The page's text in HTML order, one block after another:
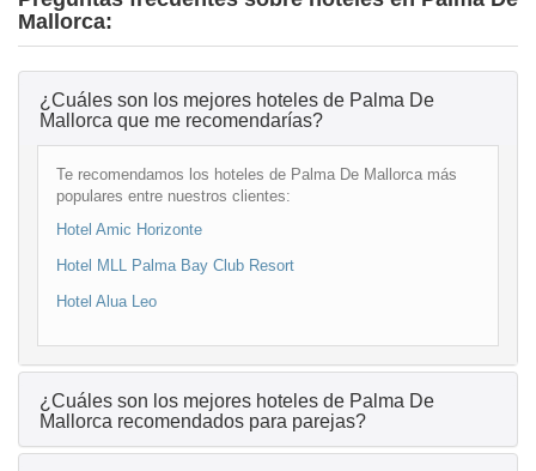
Mallorca:
¿Cuáles son los mejores hoteles de Palma De
Mallorca que me recomendarías?
Te recomendamos los hoteles de Palma De Mallorca más
populares entre nuestros clientes:
Hotel Amic Horizonte
Hotel MLL Palma Bay Club Resort
Hotel Alua Leo
¿Cuáles son los mejores hoteles de Palma De
Mallorca recomendados para parejas?